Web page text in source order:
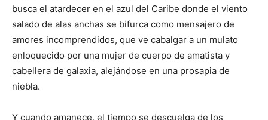
busca el atardecer en el azul del Caribe donde el viento
salado de alas anchas se bifurca como mensajero de
amores incomprendidos, que ve cabalgar a un mulato
enloquecido por una mujer de cuerpo de amatista y
cabellera de galaxia, alejándose en una prosapia de
niebla.
Y cuando amanece, el tiempo se descuelga de los